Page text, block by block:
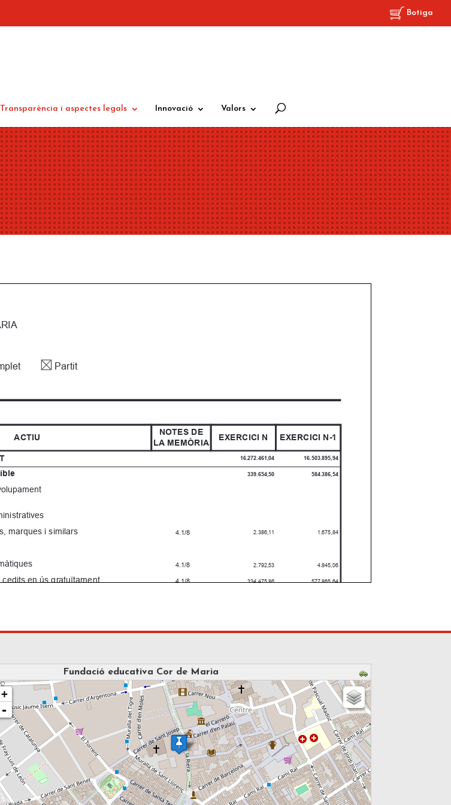
Botiga
Transparència i aspectes legals Innovació Valors
Fundació educativa Cor de Maria
loading map - please wait...
+
-